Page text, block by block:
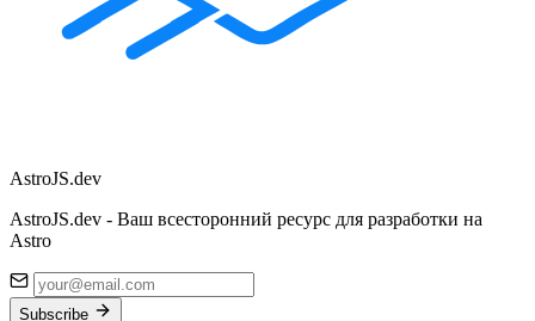
AstroJS.dev
AstroJS.dev - Ваш всесторонний ресурс для разработки на
Astro
Subscribe